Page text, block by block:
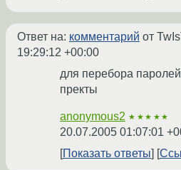
Ответ на: комментарий от
19:29:12 +00:00
для перебора
пректы
anonymous2 ★★★★★
20.07.2005 01:07:01
Показать ответы